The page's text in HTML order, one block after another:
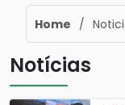
Home /
Notícias